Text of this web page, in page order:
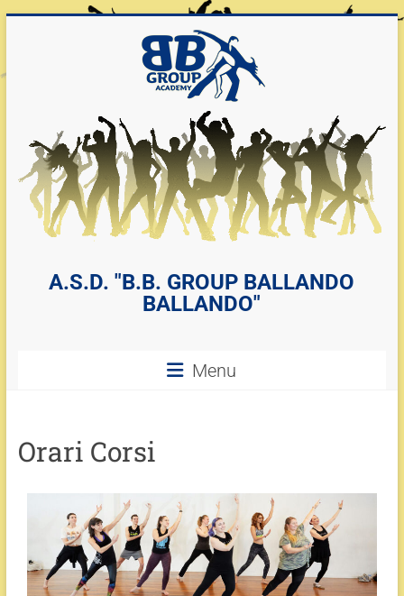
A.S.D. "B.B. GROUP BALLANDO
BALLANDO"
Menu
Orari Corsi